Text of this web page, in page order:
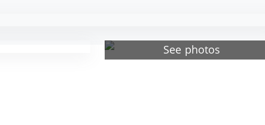
See photos